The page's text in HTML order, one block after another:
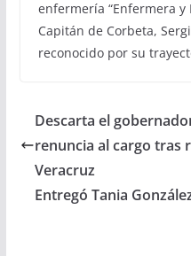
enfermería “Enfermera y
Capitán de Corbeta,
reconocido por su
Descarta el
renuncia al cargo tras
Veracruz
Entregó Tania